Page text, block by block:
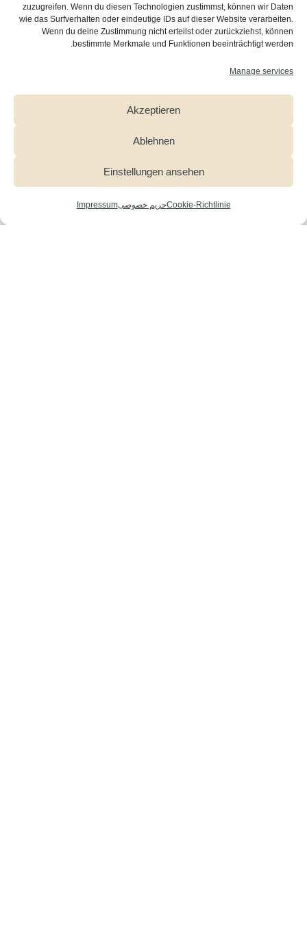
zuzugreifen. Wenn du diesen Technologien zustimmst, können wir Daten
wie das Surfverhalten oder eindeutige IDs auf dieser Website verarbeiten.
Wenn du deine Zustimmung nicht erteilst oder zurückziehst, können
bestimmte Merkmale und Funktionen beeinträchtigt werden.
Manage services
Akzeptieren
Ablehnen
Einstellungen ansehen
Cookie-Richtlinieحریم خصوصیImpressum